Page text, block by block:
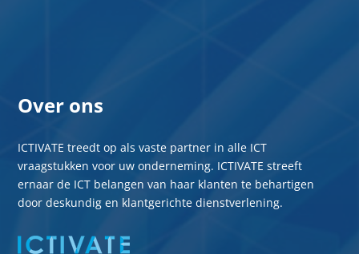
Over ons
ICTIVATE treedt op als vaste partner in alle ICT
vraagstukken voor uw onderneming. ICTIVATE streeft
ernaar de ICT belangen van haar klanten te behartigen
door deskundig en klantgerichte dienstverlening.